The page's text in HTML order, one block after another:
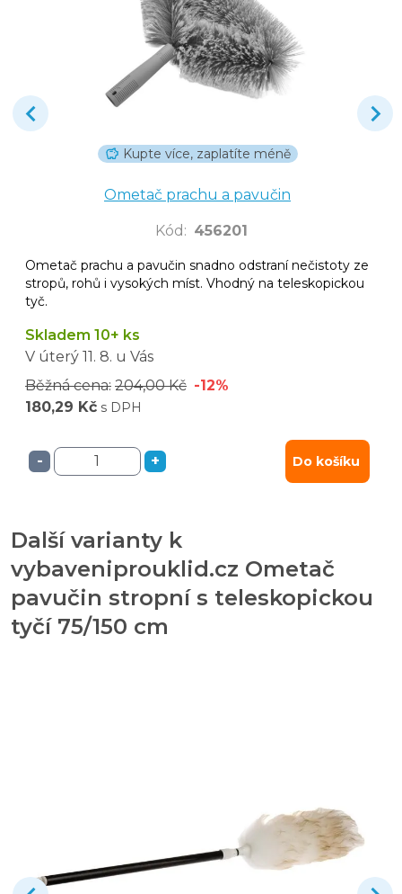
Kupte více, zaplatíte méně
Ometač prachu a pavučin
Kód : 456201
Ometač prachu a pavučin snadno odstraní nečistoty ze
stropů, rohů i vysokých míst. Vhodný na teleskopickou
tyč.
Skladem 10+ ks
V úterý 11. 8. u Vás
Běžná cena: 204,00 Kč -12%
180,29 Kč s DPH
- + Do košíku
Další varianty k
vybaveniprouklid.cz Ometač
pavučin stropní s teleskopickou
tyčí 75/150 cm